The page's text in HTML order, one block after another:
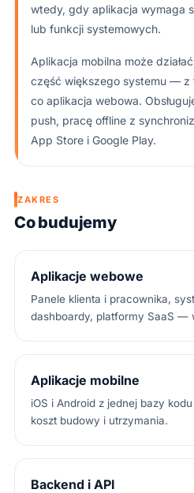
wtedy, gdy aplikacja wymaga
lub funkcji systemowych.
Aplikacja mobilna może
część większego systemu — z
co aplikacja webowa.
push, pracę offline z
App Store i Google Play.
ZAKRES
Co budujemy
Aplikacje webowe
Panele klienta i pracownika,
dashboardy, platformy SaaS —
Aplikacje mobilne
iOS i Android z jednej bazy
koszt budowy i utrzymania.
Backend i API